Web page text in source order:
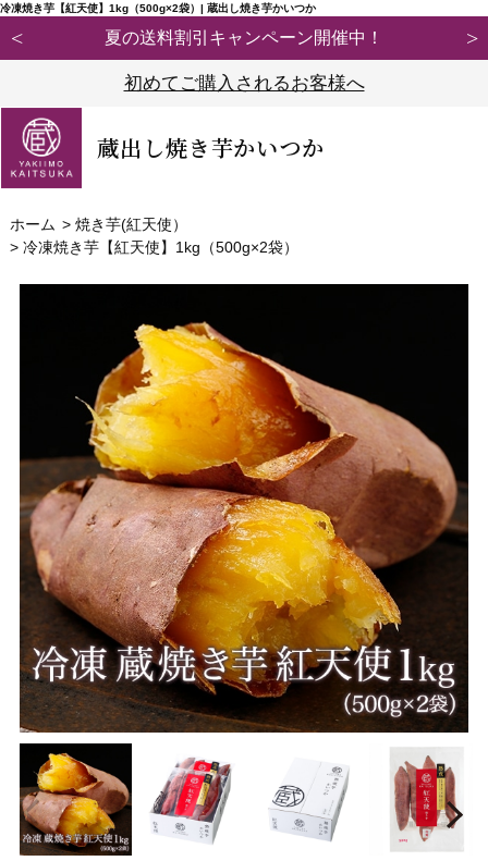
冷凍焼き芋【紅天使】1kg（500g×2袋）| 蔵出し焼き芋かいつか
ふぞろいSサイズ定期便のご案内
初めてご購入されるお客様へ
蔵出し焼き芋かいつか
ホーム > 焼き芋(紅天使）
> 冷凍焼き芋【紅天使】1kg（500g×2袋）
Prev